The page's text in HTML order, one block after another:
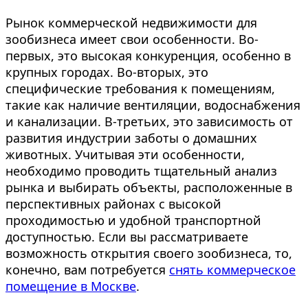
Рынок коммерческой недвижимости для
зообизнеса имеет свои особенности. Во-
первых, это высокая конкуренция, особенно в
крупных городах. Во-вторых, это
специфические требования к помещениям,
такие как наличие вентиляции, водоснабжения
и канализации. В-третьих, это зависимость от
развития индустрии заботы о домашних
животных. Учитывая эти особенности,
необходимо проводить тщательный анализ
рынка и выбирать объекты, расположенные в
перспективных районах с высокой
проходимостью и удобной транспортной
доступностью. Если вы рассматриваете
возможность открытия своего зообизнеса, то,
конечно, вам потребуется снять коммерческое
помещение в Москве.